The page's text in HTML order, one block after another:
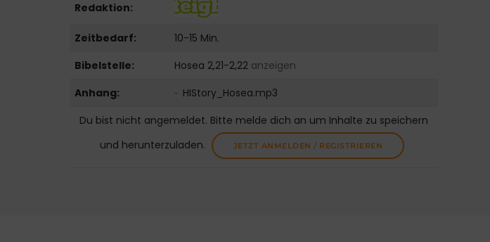
Redaktion:
Zeitbedarf:
10-15 Min.
Bibelstelle:
Hosea 2,21-2,22 anzeigen
Anhang:
HIStory_Hosea.mp3
Du bist nicht angemeldet. Bitte melde dich an um Inhalte zu speichern
und herunterzuladen.
JETZT ANMELDEN / REGISTRIEREN